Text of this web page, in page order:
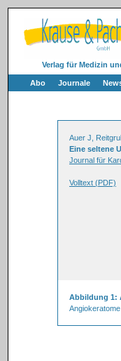
Verlag für Medizin
Abo Journale
Auer J,
Eine seltene
Journal für
Volltext (PDF)
Abbildung 1: